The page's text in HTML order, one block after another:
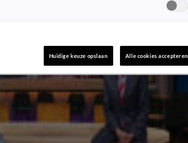
Huidige keuze opslaan Alle cookies accepteren